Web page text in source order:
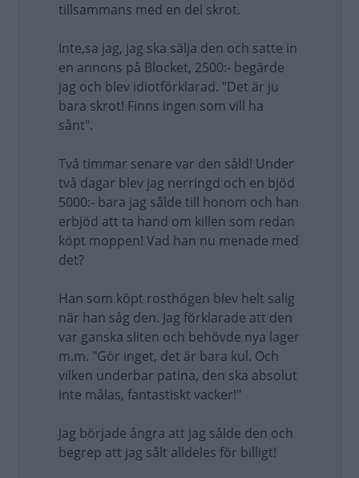
tillsammans med en del skrot.
Inte,sa jag, jag ska sälja den och satte in
en annons på Blocket, 2500:- begärde
jag och blev idiotförklarad. "Det är ju
bara skrot! Finns ingen som vill ha
sånt".
Två timmar senare var den såld! Under
två dagar blev jag nerringd och en bjöd
5000:- bara jag sålde till honom och han
erbjöd att ta hand om killen som redan
köpt moppen! Vad han nu menade med
det?
Han som köpt rosthögen blev helt salig
när han såg den. Jag förklarade att den
var ganska sliten och behövde nya lager
m.m. "Gör inget, det är bara kul. Och
vilken underbar patina, den ska absolut
inte målas, fantastiskt vacker!"
Jag började ångra att jag sålde den och
begrep att jag sålt alldeles för billigt!